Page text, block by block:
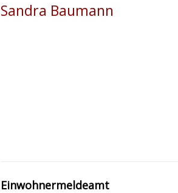
Sandra Baumann
Einwohnermeldeamt